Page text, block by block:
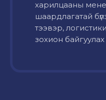
харилцааны
шаардлагатай
тээвэр,
зохион